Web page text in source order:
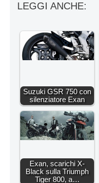
LEGGI ANCHE:
Suzuki GSR 750 con
silenziatore Exan
Exan, scarichi X-
Black sulla Triumph
Tiger 800, a…